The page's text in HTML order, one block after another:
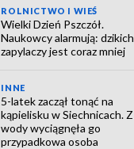
ROLNICTWO I WIEŚ
Wielki Dzień Pszczół.
Naukowcy alarmują: dzikich
zapylaczy jest coraz mniej
INNE
5-latek zaczął tonąć na
kąpielisku w Siechnicach. Z
wody wyciągnęła go
przypadkowa osoba